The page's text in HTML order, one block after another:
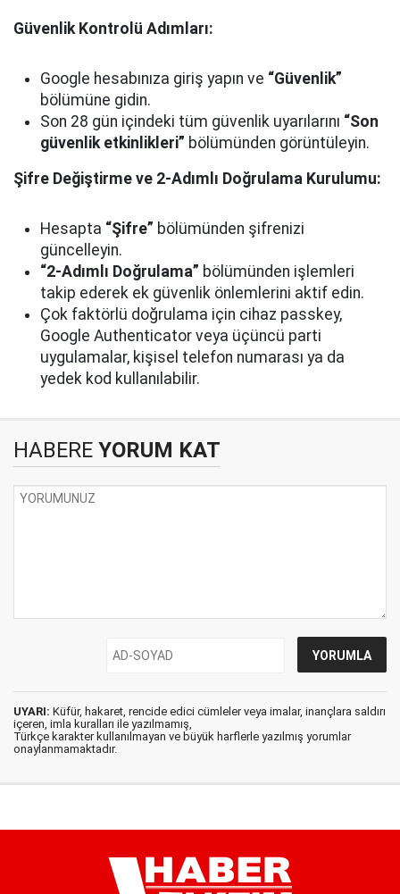
Güvenlik Kontrolü Adımları:
Google hesabınıza giriş yapın ve “Güvenlik”
bölümüne gidin.
Son 28 gün içindeki tüm güvenlik uyarılarını “Son
güvenlik etkinlikleri” bölümünden görüntüleyin.
Şifre Değiştirme ve 2-Adımlı Doğrulama Kurulumu:
Hesapta “Şifre” bölümünden şifrenizi
güncelleyin.
“2-Adımlı Doğrulama” bölümünden işlemleri
takip ederek ek güvenlik önlemlerini aktif edin.
Çok faktörlü doğrulama için cihaz passkey,
Google Authenticator veya üçüncü parti
uygulamalar, kişisel telefon numarası ya da
yedek kod kullanılabilir.
HABERE YORUM KAT
UYARI: Küfür, hakaret, rencide edici cümleler veya imalar, inançlara saldırı
içeren, imla kuralları ile yazılmamış,
Türkçe karakter kullanılmayan ve büyük harflerle yazılmış yorumlar
onaylanmamaktadır.